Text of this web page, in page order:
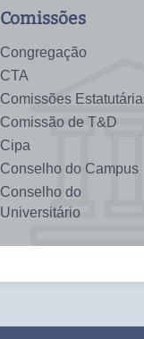
Comissões
Congregação
CTA
Comissões
Comissão de T&D
Cipa
Conselho do Campus
Conselho do
Universitário